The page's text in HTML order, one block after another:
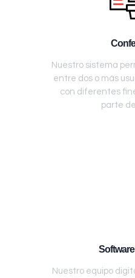
Nuestro sistema
entre dos o más
con diferentes
parte
Nuestro equipo